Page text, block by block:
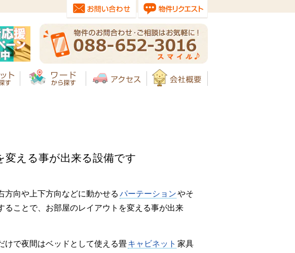
変える事が出来る設備です
方向や上下方向などに動かせる パーテーションやそ
ことで、お部屋のレイアウトを変える事が出来
けで夜間はベッドとして使える畳 キャビネット 家具